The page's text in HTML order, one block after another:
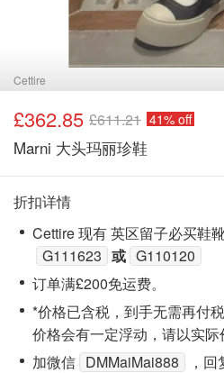
Cettire
£362.85 £611.21 41% off
Marni 大头玛丽珍鞋
折扣详情
Cettire 现有 英区留子必买鞋
G111623 或 G110120
订单满£200免运费。
*价格已含税，到手无需再付
价格会有一定浮动，请以实际
加微信 DMMaiMai888 ，回